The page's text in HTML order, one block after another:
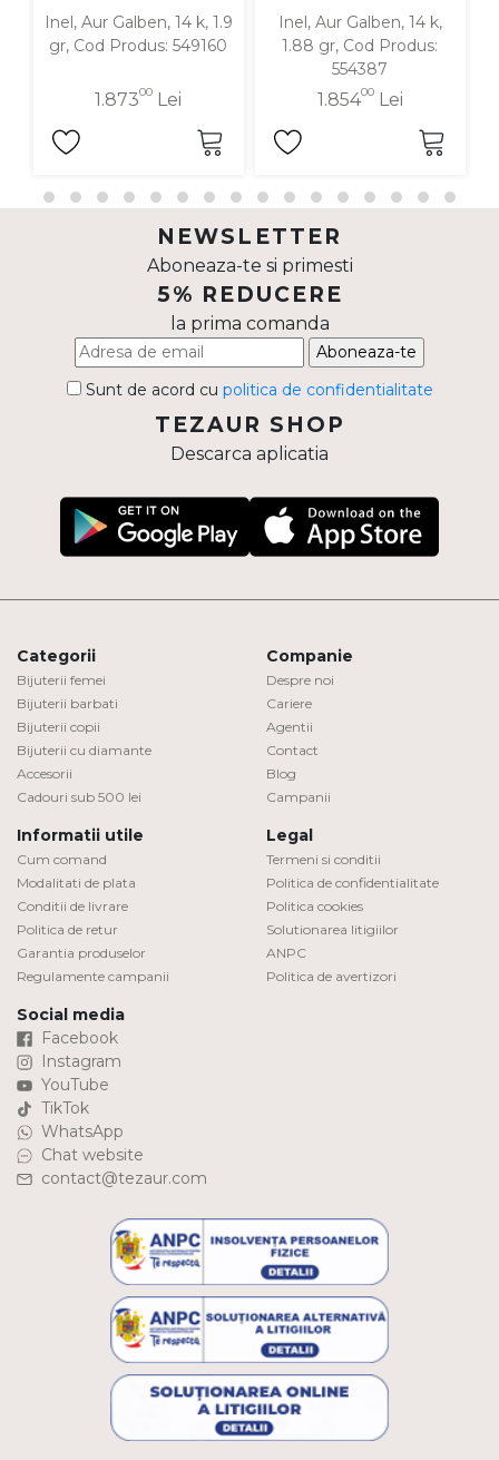
Inel, Aur Galben, 14 k, 1.9
gr, Cod Produs: 549160
1.87300 Lei
Inel, Aur Galben, 14 k,
1.88 gr, Cod Produs:
554387
1.85400Lei
NEWSLETTER
Aboneaza-te si primesti
5% REDUCERE
la prima comanda
Aboneaza-te
Sunt de acord cu politica de confidentialitate
TEZAUR SHOP
Descarca aplicatia
Categorii
Bijuterii femei
Bijuterii barbati
Bijuterii copii
Bijuterii cu diamante
Accesorii
Cadouri sub 500 lei
Companie
Despre noi
Cariere
Agentii
Contact
Blog
Campanii
Informatii utile
Cum comand
Modalitati de plata
Conditii de livrare
Politica de retur
Garantia produselor
Regulamente campanii
Legal
Termeni si conditii
Politica de confidentialitate
Politica cookies
Solutionarea litigiilor
ANPC
Politica de avertizori
Social media
Facebook
Instagram
YouTube
TikTok
WhatsApp
Chat website
contact@tezaur.com